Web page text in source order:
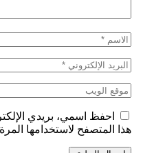
احفظ اسمي، بريدي
هذا المتصفح لاستخدامها